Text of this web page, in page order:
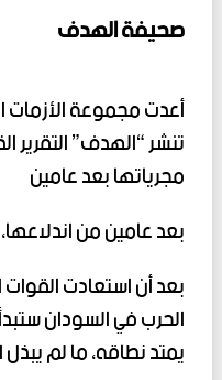
صحيفة الهدف
أعدت مجموعة الأزمات
تنشر “الهدف” التقرير
مجرياتها بعد عامين
بعد عامين من
بعد أن استعادت
الحرب في السودان
يمتد نطاقه، ما لم